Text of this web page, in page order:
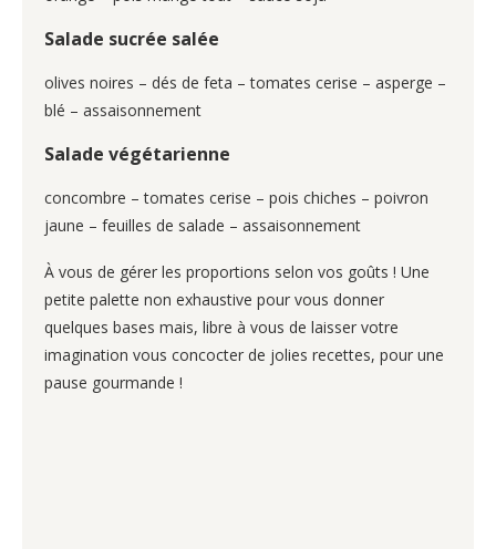
Salade sucrée salée
olives noires – dés de feta – tomates cerise – asperge –
blé – assaisonnement
Salade végétarienne
concombre – tomates cerise – pois chiches – poivron
jaune – feuilles de salade – assaisonnement
À vous de gérer les proportions selon vos goûts ! Une
petite palette non exhaustive pour vous donner
quelques bases mais, libre à vous de laisser votre
imagination vous concocter de jolies recettes, pour une
pause gourmande !